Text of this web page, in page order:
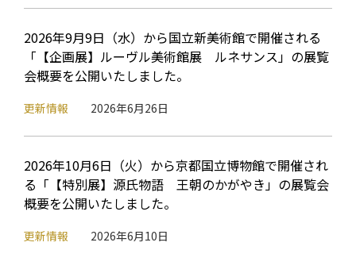
2026年9月9日（水）から国立新美術館で開催される
「【企画展】ルーヴル美術館展 ルネサンス」の展覧
会概要を公開いたしました。
更新情報 2026年6月26日
2026年10月6日（火）から京都国立博物館で開催され
る「【特別展】源氏物語 王朝のかがやき」の展覧会
概要を公開いたしました。
更新情報 2026年6月10日